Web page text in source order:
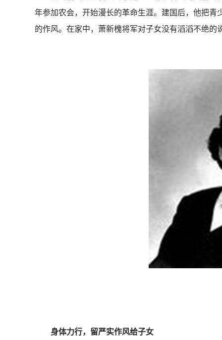
年参加农会，开始漫长的革命生涯。建国后，他把
的作风。在家中，萧新槐将军对子女没有滔滔不绝
身体力行，留严实作风给子女